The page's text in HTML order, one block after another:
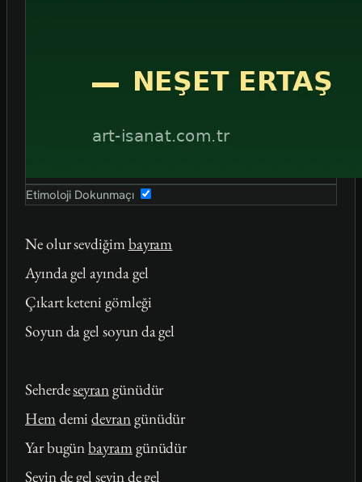
Etimoloji Dokunmaçı
Ne olur sevdiğimbayram
Ayında gel ayında gel
Çıkart keteni gömleği
Soyun da gel soyun da gel
Seherdeseyrangünüdür
Hemdemidevrangünüdür
Yar bugünbayramgünüdür
Sevindegel sevindegel